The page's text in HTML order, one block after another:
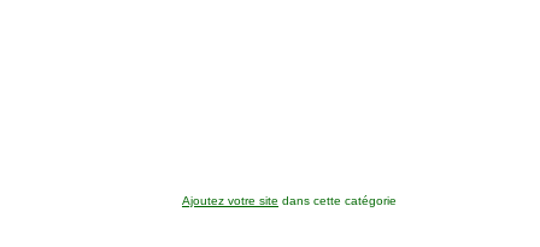
Ajoutez votre site dans cette catégorie